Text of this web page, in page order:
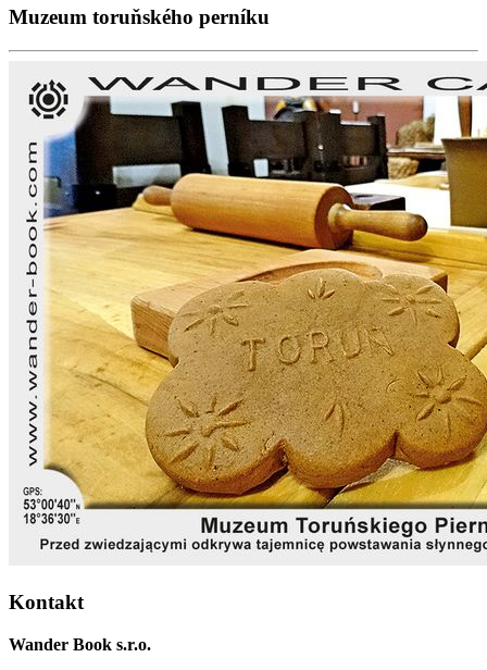
Muzeum toruňského perníku
Kontakt
Wander Book s.r.o.